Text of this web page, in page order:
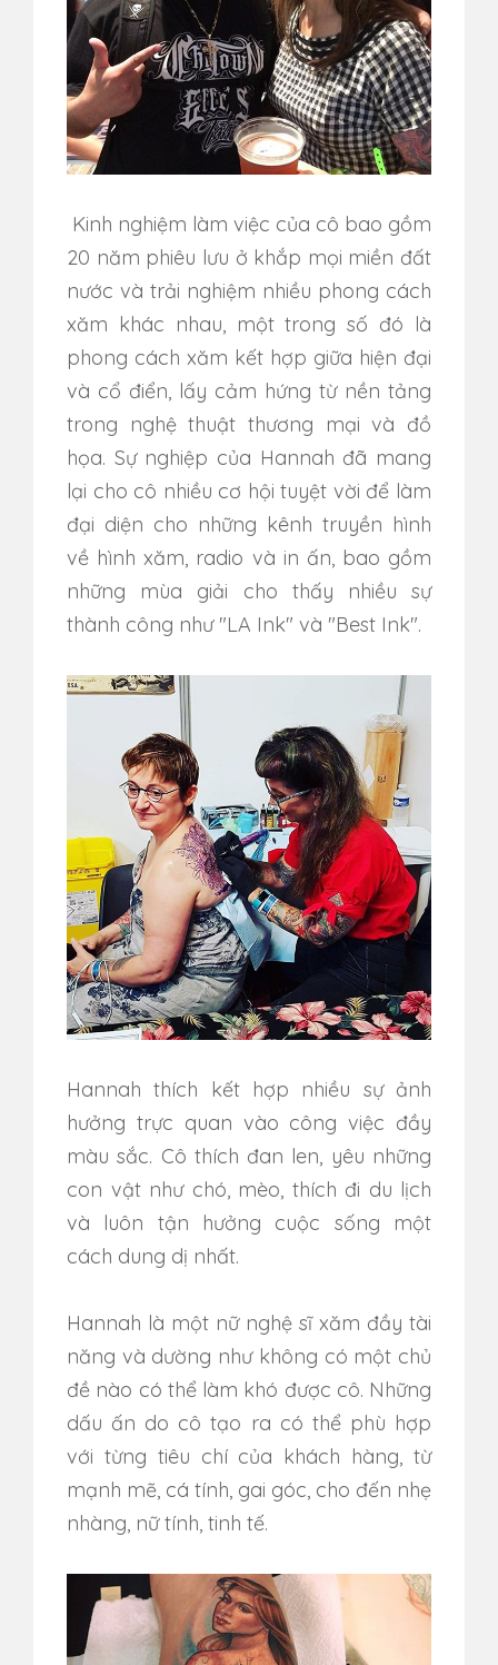
Kinh nghiệm làm việc của cô bao gồm
20 năm phiêu lưu ở khắp mọi miền đất
nước và trải nghiệm nhiều phong cách
xăm khác nhau, một trong số đó là
phong cách xăm kết hợp giữa hiện đại
và cổ điển, lấy cảm hứng từ nền tảng
trong nghệ thuật thương mại và đồ
họa. Sự nghiệp của Hannah đã mang
lại cho cô nhiều cơ hội tuyệt vời để làm
đại diện cho những kênh truyền hình
về hình xăm, radio và in ấn, bao gồm
những mùa giải cho thấy nhiều sự
thành công như "LA Ink" và "Best Ink".
Hannah thích kết hợp nhiều sự ảnh
hưởng trực quan vào công việc đầy
màu sắc. Cô thích đan len, yêu những
con vật như chó, mèo, thích đi du lịch
và luôn tận hưởng cuộc sống một
cách dung dị nhất.
Hannah là một nữ nghệ sĩ xăm đầy tài
năng và dường như không có một chủ
đề nào có thể làm khó được cô. Những
dấu ấn do cô tạo ra có thể phù hợp
với từng tiêu chí của khách hàng, từ
mạnh mẽ, cá tính, gai góc, cho đến nhẹ
nhàng, nữ tính, tinh tế.